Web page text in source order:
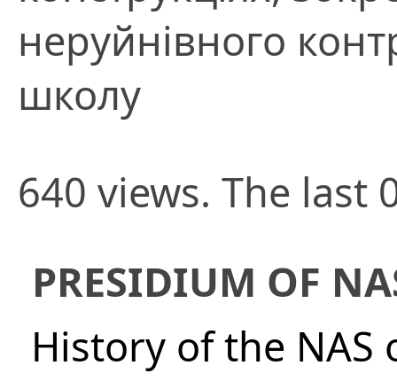
неруйнівного
школу
640 views. The last
PRESIDIUM OF
History of the NAS